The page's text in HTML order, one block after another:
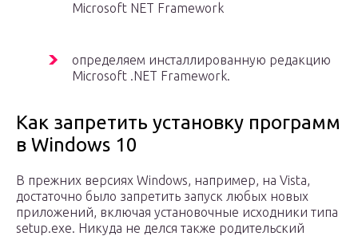
Microsoft NET Framework
определяем инсталлированную редакцию
Microsoft .NET Framework.
Как запретить установку программ
в Windows 10
В прежних версиях Windows, например, на Vista,
достаточно было запретить запуск любых новых
приложений, включая установочные исходники типа
setup.exe. Никуда не делся также родительский